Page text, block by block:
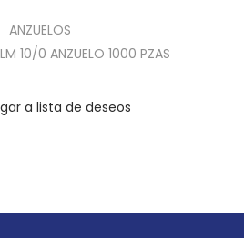
ANZUELOS
10/0 ANZUELO 1000 PZAS
a lista de deseos